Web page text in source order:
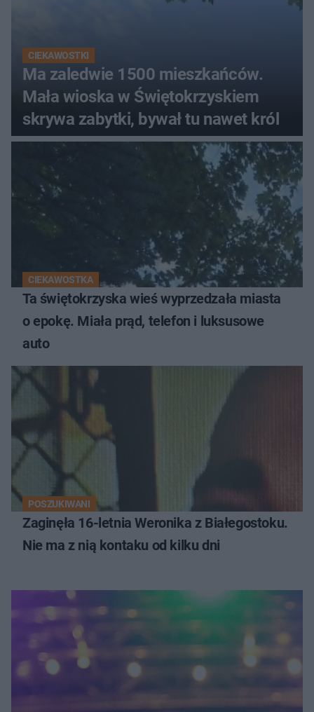
CIEKAWOSTKI
Ma zaledwie 1500 mieszkańców.
Mała wioska w Świętokrzyskiem
skrywa zabytki, bywał tu nawet król
CIEKAWOSTKA
Ta świętokrzyska wieś wyprzedzała miasta
o epokę. Miała prąd, telefon i luksusowe
auto
POSZUKIWANI
Zaginęła 16-letnia Weronika z Białegostoku.
Nie ma z nią kontaku od kilku dni